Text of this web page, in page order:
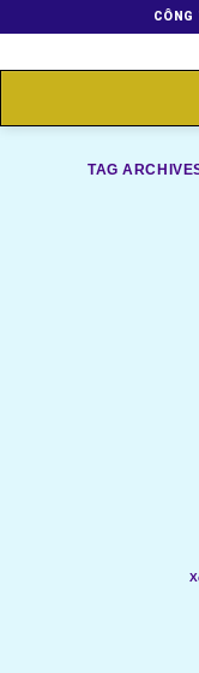
to
CÔNG
TAG